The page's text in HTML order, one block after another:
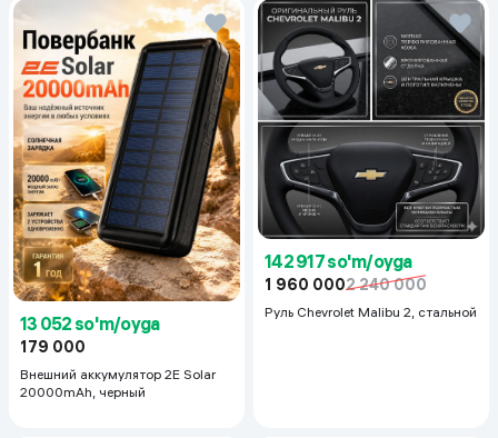
13 052 so'm/oyga
179 000
Внешний аккумулятор 2E Solar
20000mAh, черный
142 917 so'm/oyga
1 960 0002 240 000
Руль Chevrolet Malibu 2, cтальной